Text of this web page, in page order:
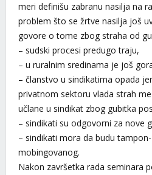
meri definišu zabranu nasilja na
problem što se žrtve nasilja još
govore o tome zbog straha od
– sudski procesi predugo traju,
– u ruralnim sredinama je još
– članstvo u sindikatima opada
privatnom sektoru vlada strah
učlane u sindikat zbog gubitka
– sindikati su odgovorni za nove
– sindikati mora da budu
mobingovanog.
Nakon završetka rada seminara